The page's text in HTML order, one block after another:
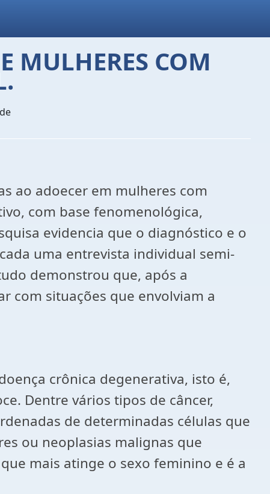
MULHERES COM
ao adoecer em mulheres com
com base fenomenológica,
evidencia que o diagnóstico e o
uma entrevista individual semi-
demonstrou que, após a
com situações que envolviam a
crônica degenerativa, isto é,
Dentre vários tipos de câncer,
de determinadas células que
ou neoplasias malignas que
mais atinge o sexo feminino e é a